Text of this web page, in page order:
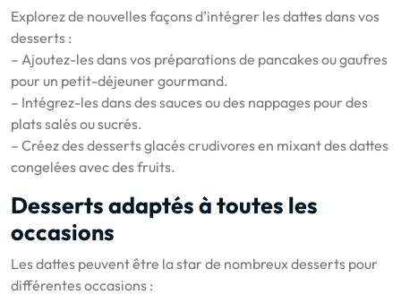
Explorez de nouvelles façons d’intégrer les dattes dans vos
desserts :
– Ajoutez-les dans vos préparations de pancakes ou gaufres
pour un petit-déjeuner gourmand.
– Intégrez-les dans des sauces ou des nappages pour des
plats salés ou sucrés.
– Créez des desserts glacés crudivores en mixant des dattes
congelées avec des fruits.
Desserts adaptés à toutes les
occasions
Les dattes peuvent être la star de nombreux desserts pour
différentes occasions :